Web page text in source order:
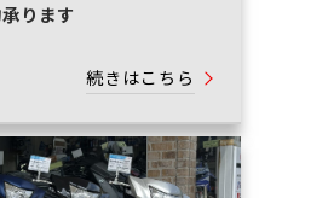
ります
続きはこちら